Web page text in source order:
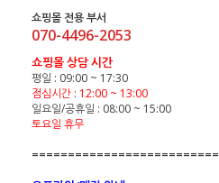
쇼핑몰 전용 부서
070-4496-2053
쇼핑몰 상담 시간
평일 : 09:00 ~ 17:30
점심시간 : 12:00 ~ 13:00
일요일/공휴일 : 08:00 ~ 15:00
토요일 휴무
==========================